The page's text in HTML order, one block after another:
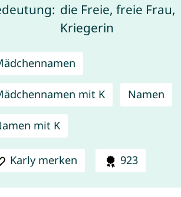
die Freie, freie Frau,
Kriegerin
mit K Namen
mit K
Karly merken 923